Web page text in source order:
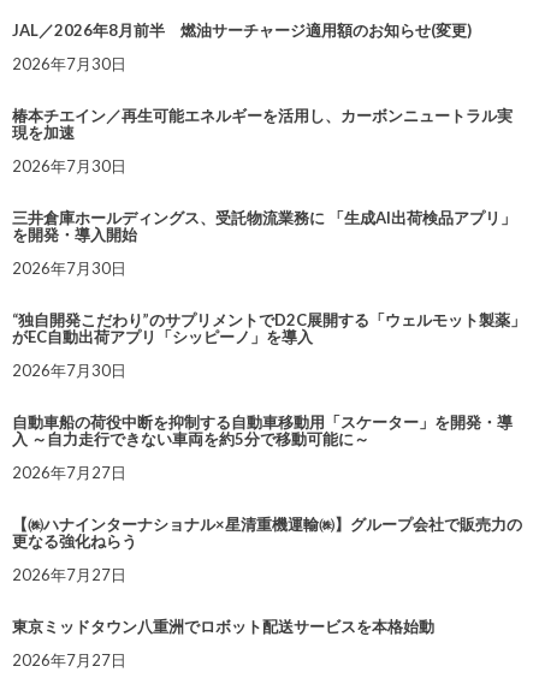
JAL／2026年8月前半 燃油サーチャージ適用額のお知らせ(変更)
2026年7月30日
椿本チエイン／再生可能エネルギーを活用し、カーボンニュートラル実
現を加速
2026年7月30日
三井倉庫ホールディングス、受託物流業務に 「生成AI出荷検品アプリ」
を開発・導入開始
2026年7月30日
“独自開発こだわり”のサプリメントでD2C展開する「ウェルモット製薬」
がEC自動出荷アプリ「シッピーノ」を導入
2026年7月30日
自動車船の荷役中断を抑制する自動車移動用「スケーター」を開発・導
入 ～自力走行できない車両を約5分で移動可能に～
2026年7月27日
【㈱ハナインターナショナル×星清重機運輸㈱】グループ会社で販売力の
更なる強化ねらう
2026年7月27日
東京ミッドタウン八重洲でロボット配送サービスを本格始動
2026年7月27日